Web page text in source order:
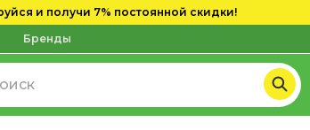
и получи 7% постоянной скидки!
Бренды